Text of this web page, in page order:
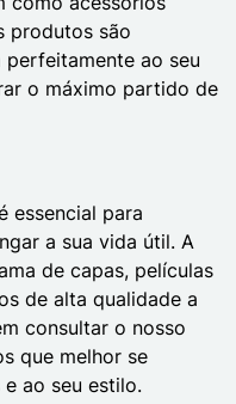
produtos são
ao seu
o máximo partido de
essencial para
a sua vida útil. A
de capas, películas
de alta qualidade a
consultar o nosso
que melhor se
ao seu estilo.